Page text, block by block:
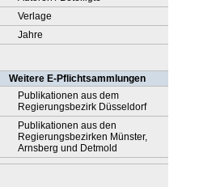
Verlage
Jahre
Weitere E-Pflichtsammlungen
Publikationen aus dem
Regierungsbezirk Düsseldorf
Publikationen aus den
Regierungsbezirken Münster,
Arnsberg und Detmold